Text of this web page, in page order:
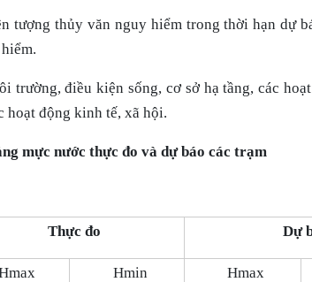
tượng thủy văn nguy hiểm trong thời hạn dự
trường, điều kiện sống, cơ sở hạ tầng, các
hoạt động kinh tế, xã hội.
mực nước thực đo và dự báo các trạm
Thực đo Dự
Hmin Hmax